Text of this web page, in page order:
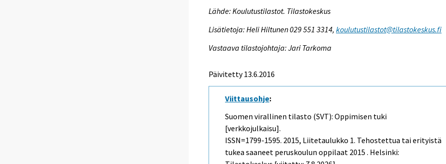
Lähde: Koulutustilastot. Tilastokeskus
Lisätietoja: Heli Hiltunen 029 551 3314,koulutustilastot@tilastokeskus.fi
Vastaava tilastojohtaja: Jari Tarkoma
Päivitetty 13.6.2016
Viittausohje:
Suomen virallinen tilasto (SVT): Oppimisen tuki
[verkkojulkaisu].
ISSN=1799-1595. 2015, Liitetaulukko 1. Tehostettua tai erityistä
tukea saaneet peruskoulun oppilaat 2015 . Helsinki: